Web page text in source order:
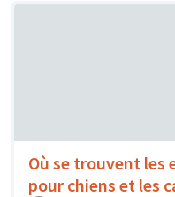
Où se trouvent les
pour chiens et les